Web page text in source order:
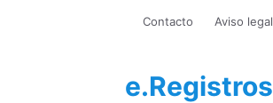
Contacto Aviso legal
e.Registros